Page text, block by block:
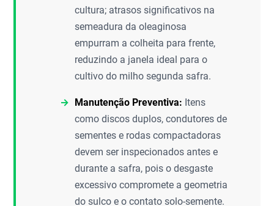
cultura; atrasos significativos na
semeadura da oleaginosa
empurram a colheita para frente,
reduzindo a janela ideal para o
cultivo do milho segunda safra.
Manutenção Preventiva: Itens
como discos duplos, condutores de
sementes e rodas compactadoras
devem ser inspecionados antes e
durante a safra, pois o desgaste
excessivo compromete a geometria
do sulco e o contato solo-semente.